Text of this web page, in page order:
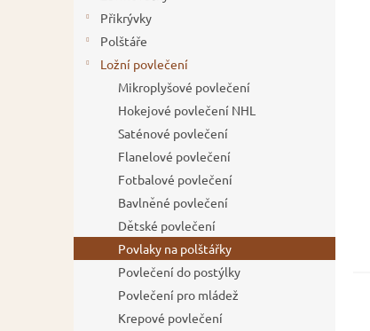
Přikrývky
Polštáře
Ložní povlečení
Mikroplyšové povlečení
Hokejové povlečení NHL
Saténové povlečení
Flanelové povlečení
Fotbalové povlečení
Bavlněné povlečení
Dětské povlečení
Povlaky na polštářky
Povlečení do postýlky
Povlečení pro mládež
Krepové povlečení